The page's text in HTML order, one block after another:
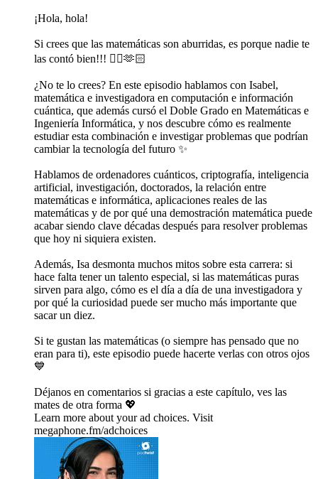
¡Hola, hola!
Si crees que las matemáticas son aburridas, es porque nadie te
las contó bien!!! 🙂‍↔️🫶🏻
¿No te lo crees? En este episodio hablamos con Isabel,
matemática e investigadora en computación e información
cuántica, que además cursó el Doble Grado en Matemáticas e
Ingeniería Informática, y nos descubre cómo es realmente
estudiar esta combinación e investigar problemas que podrían
cambiar la tecnología del futuro ✨
Hablamos de ordenadores cuánticos, criptografía, inteligencia
artificial, investigación, doctorados, la relación entre
matemáticas e informática, aplicaciones reales de las
matemáticas y de por qué una demostración matemática puede
acabar siendo clave décadas después para resolver problemas
que hoy ni siquiera existen.
Además, Isa desmonta muchos mitos sobre esta carrera: si
hace falta tener un talento especial, si las matemáticas puras
sirven para algo, cómo es el día a día de una investigadora y
por qué la curiosidad puede ser mucho más importante que
sacar un diez.
Si te gustan las matemáticas (o siempre has pensado que no
eran para ti), este episodio puede hacerte verlas con otros ojos
💙
Déjanos en comentarios si gracias a este capítulo, ves las
mates de otra forma 💖
Learn more about your ad choices. Visit
megaphone.fm/adchoices